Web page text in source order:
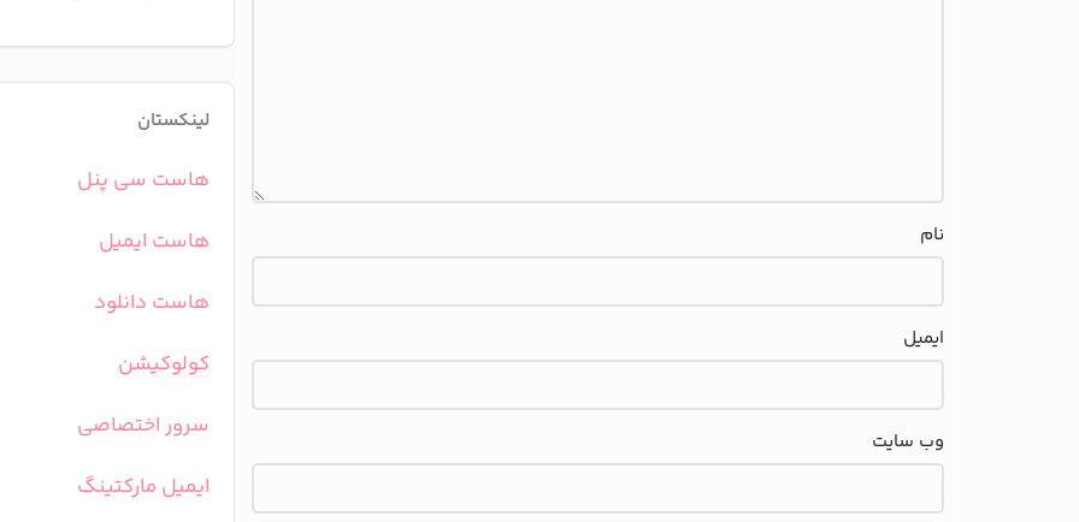
نام
ایمیل
وب‌ سایت
لینکستان
هاست سی پنل
هاست ایمیل
هاست دانلود
کولوکیشن
سرور اختصاصی
ایمیل مارکتینگ